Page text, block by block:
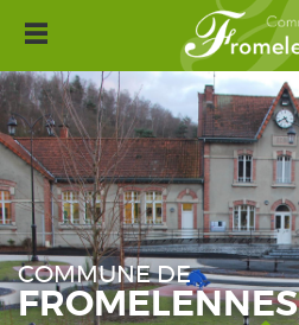
Aller
contenu
principal
Toggle
navigation
COMMUNE DE
FROMELENNES